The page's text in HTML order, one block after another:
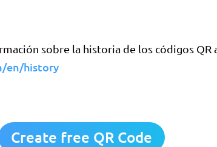
sobre la historia de los códigos QR
en/history
Create free QR Code